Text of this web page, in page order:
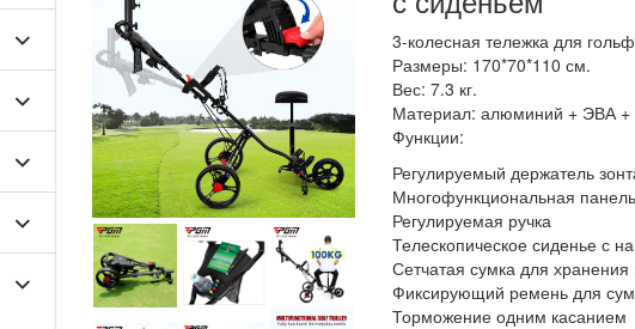
3-колесная тележка для
Размеры: 170*70*110 см.
Вес: 7.3 кг.
Материал: алюминий + ЭВА +
Функции:
Регулируемый держатель
Многофункциональная
Регулируемая ручка
Телескопическое сиденье с
Сетчатая сумка для
Фиксирующий ремень для
Торможение одним касанием